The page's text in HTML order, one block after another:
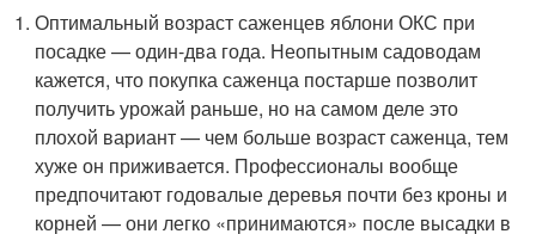
Оптимальный возраст саженцев яблони ОКС при
посадке — один-два года. Неопытным садоводам
кажется, что покупка саженца постарше позволит
получить урожай раньше, но на самом деле это
плохой вариант — чем больше возраст саженца, тем
хуже он приживается. Профессионалы вообще
предпочитают годовалые деревья почти без кроны и
корней — они легко «принимаются» после высадки в